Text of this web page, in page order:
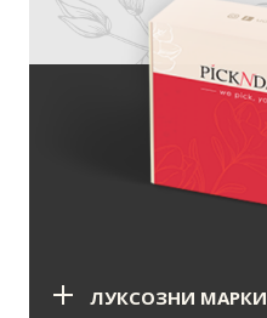
ЛУКСОЗНИ МАРКИ